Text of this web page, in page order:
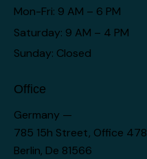
Mon-Fri: 9 AM – 6 PM
Saturday: 9 AM – 4 PM
Sunday: Closed
Office
Germany —
785 15h Street, Office 478
Berlin, De 81566